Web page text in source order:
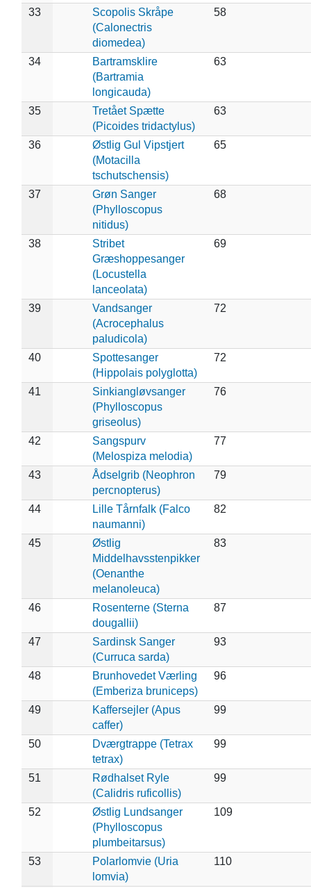
33
Scopolis Skråpe
(Calonectris
diomedea)
58
34
Bartramsklire
(Bartramia
longicauda)
63
35
Tretået Spætte
(Picoides tridactylus)
63
36
Østlig Gul Vipstjert
(Motacilla
tschutschensis)
65
37
Grøn Sanger
(Phylloscopus
nitidus)
68
38
Stribet
Græshoppesanger
(Locustella
lanceolata)
69
39
Vandsanger
(Acrocephalus
paludicola)
72
40
Spottesanger
(Hippolais polyglotta)
72
41
Sinkiangløvsanger
(Phylloscopus
griseolus)
76
42
Sangspurv
(Melospiza melodia)
77
43
Ådselgrib (Neophron
percnopterus)
79
44
Lille Tårnfalk (Falco
naumanni)
82
45
Østlig
Middelhavsstenpikker
(Oenanthe
melanoleuca)
83
46
Rosenterne (Sterna
dougallii)
87
47
Sardinsk Sanger
(Curruca sarda)
93
48
Brunhovedet Værling
(Emberiza bruniceps)
96
49
Kaffersejler (Apus
caffer)
99
50
Dværgtrappe (Tetrax
tetrax)
99
51
Rødhalset Ryle
(Calidris ruficollis)
99
52
Østlig Lundsanger
(Phylloscopus
plumbeitarsus)
109
53
Polarlomvie (Uria
lomvia)
110